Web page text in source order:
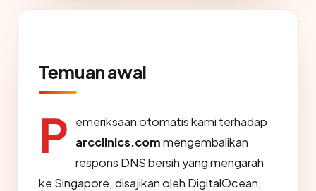
Temuan awal
P
emeriksaan otomatis kami terhadap
arcclinics.commengembalikan
respons DNS bersih yang mengarah
ke Singapore, disajikan oleh DigitalOcean,